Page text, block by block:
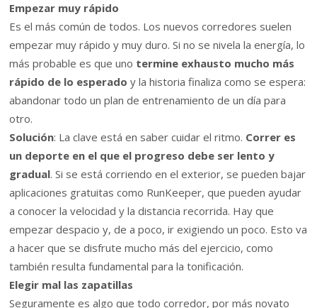
Empezar muy rápido
Es el más común de todos. Los nuevos corredores suelen
empezar muy rápido y muy duro. Si no se nivela la energía, lo
más probable es que uno termine exhausto mucho más
rápido de lo esperado y la historia finaliza como se espera:
abandonar todo un plan de entrenamiento de un día para
otro.
Solución: La clave está en saber cuidar el ritmo. Correr es
un deporte en el que el progreso debe ser lento y
gradual. Si se está corriendo en el exterior, se pueden bajar
aplicaciones gratuitas como RunKeeper, que pueden ayudar
a conocer la velocidad y la distancia recorrida. Hay que
empezar despacio y, de a poco, ir exigiendo un poco. Esto va
a hacer que se disfrute mucho más del ejercicio, como
también resulta fundamental para la tonificación.
Elegir mal las zapatillas
Seguramente es algo que todo corredor, por más novato